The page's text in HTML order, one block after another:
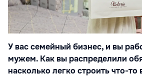
У вас семейный бизнес, и вы
мужем. Как вы распределили
насколько легко строить что-то